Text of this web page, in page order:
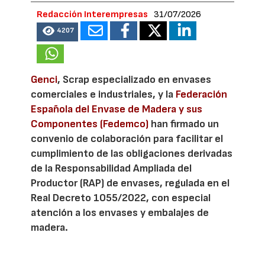
Redacción Interempresas 31/07/2026
4207
Genci, Scrap especializado en envases
comerciales e industriales, y la Federación
Española del Envase de Madera y sus
Componentes (Fedemco) han firmado un
convenio de colaboración para facilitar el
cumplimiento de las obligaciones derivadas
de la Responsabilidad Ampliada del
Productor (RAP) de envases, regulada en el
Real Decreto 1055/2022, con especial
atención a los envases y embalajes de
madera.